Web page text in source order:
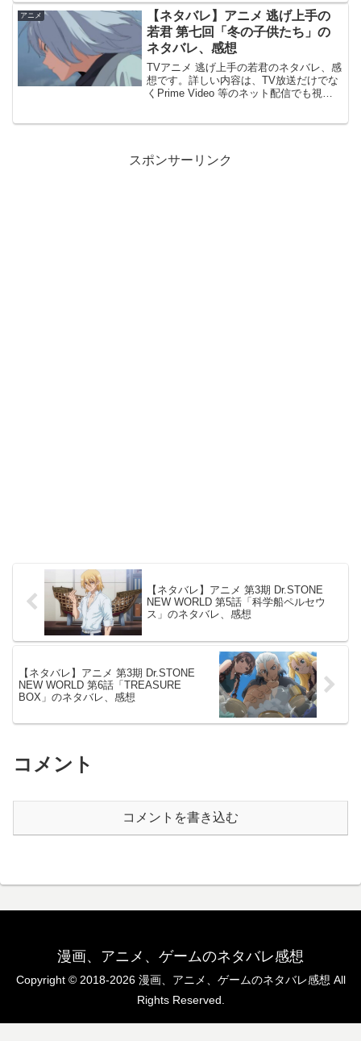
週発売のマガジンに第66話が掲載されて
います！来週は合併号...
アニメ
【ネタバレ】アニメ 逃げ上手の
若君 第七回「冬の子供たち」の
ネタバレ、感想
TVアニメ 逃げ上手の若君のネタバレ、感
想です。詳しい内容は、TV放送だけでな
くPrime Video 等のネット配信でも視聴
スポンサーリンク
【ネタバレ】アニメ 第3期 Dr.STONE
NEW WORLD 第5話「科学船ペルセウ
ス」のネタバレ、感想
【ネタバレ】アニメ 第3期 Dr.STONE
NEW WORLD 第6話「TREASURE
BOX」のネタバレ、感想
コメント
コメントを書き込む
漫画、アニメ、ゲームのネタバレ感想
Copyright © 2018-2026 漫画、アニメ、ゲームのネタバレ感想 All
Rights Reserved.